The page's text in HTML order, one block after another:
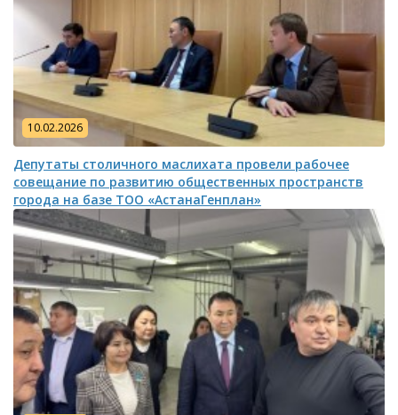
10.02.2026
Депутаты столичного маслихата провели рабочее
совещание по развитию общественных пространств
города на базе ТОО «АстанаГенплан»